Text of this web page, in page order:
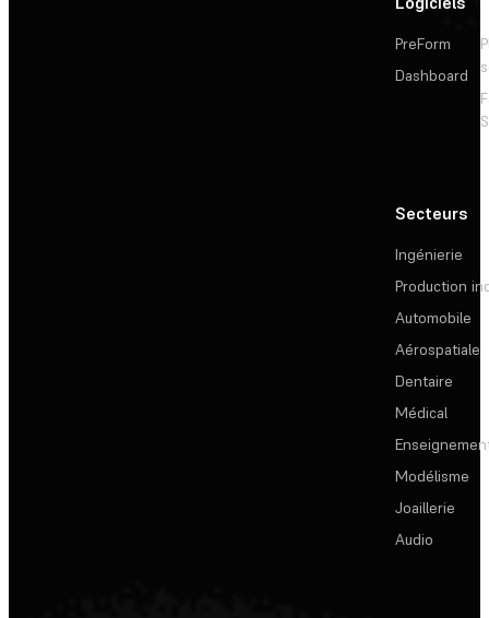
PreForm
Dashboard
Secteurs
Ingénierie
Production
Automobile
Aérospatiale
Dentaire
Médical
Modélisme
Joaillerie
Audio